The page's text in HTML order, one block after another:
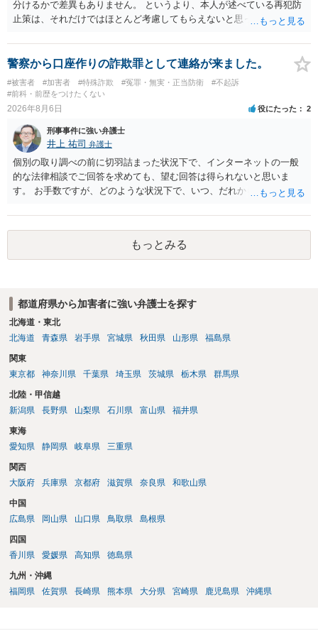
分けるかで差異もありません。 というより、本人が述べている再犯防
止策は、それだけではほとんど考慮してもらえないと思った方が良い
やカウンセリング・治療の内容 ・利用している再犯防止策（例えば保
護観察所と連携した職業支援の内容や具体的な就労・監督状況） ・監
督者の証言 など、証拠で担保された客観性と実現可能性があるもので
なければあまり意味がありません。 もともと執行猶予が狙える事案で
あれば本人の反省の言葉だけで十分であり、実刑となるか微妙な事案
いうのが実感です。
警察から口座作りの詐欺罪として連絡が来ました。
#被害者 #加害者 #特殊詐欺 #冤罪・無実・正当防衛
#不起訴
#前科・前歴をつけたくない
2026年8月6日 役にたった 2
刑事事件に強い弁護士
井上 祐司 弁護士
個別の取り調べの前に切羽詰まった状況下で、インターネットの一般
的な法律相談でご回答を求めても、望む回答は得られないと思いま
す。 お手数ですが、どのような状況下で、いつ、だれからどのような
の程度だと聞いているのかということについて、お近くで詳細な法律
相談を受けられたうえで対処方法を探された方がよいと思われます。
一般論でいえば、任意取り調べの場合、ＩＣレコーダーを持参して取
り調べ内容を録音することは必須だと考えます。
もっとみる
都道府県から加害者に強い弁護士を探す
北海道・東北
北海道
青森県 岩手県 宮城県 秋田県 山形県 福島県
関東
東京都
神奈川県 千葉県 埼玉県 茨城県 栃木県 群馬県
北陸・甲信越
新潟県
長野県 山梨県 石川県 富山県 福井県
東海
愛知県
静岡県 岐阜県 三重県
関西
大阪府
兵庫県 京都府 滋賀県 奈良県 和歌山県
中国
広島県
岡山県 山口県 鳥取県 島根県
四国
香川県
愛媛県 高知県 徳島県
九州・沖縄
福岡県
佐賀県 長崎県 熊本県 大分県 宮崎県 鹿児島県 沖縄県